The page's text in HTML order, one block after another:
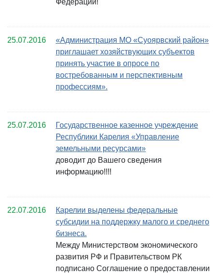
Федерации!
25.07.2016
«Администрация МО «Суоярвский район»
приглашает хозяйствующих субъектов
принять участие в опросе по
востребованным и перспективным
профессиям».
25.07.2016
Государственное казенное учреждение
Республики Карелия «Управление
земельными ресурсами»
доводит до Вашего сведения
информацию!!!!
22.07.2016
Карелии выделены федеральные
субсидии на поддержку малого и среднего
бизнеса.
Между Министерством экономического
развития РФ и Правительством РК
подписано Соглашение о предоставлении